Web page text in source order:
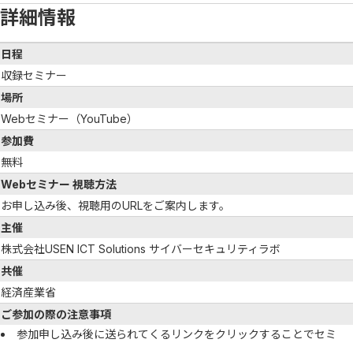
詳細情報
日程
収録セミナー
場所
Webセミナー（YouTube）
参加費
無料
Webセミナー 視聴方法
お申し込み後、視聴用のURLをご案内します。
主催
株式会社USEN ICT Solutions サイバーセキュリティラボ
共催
経済産業省
ご参加の際の注意事項
参加申し込み後に送られてくるリンクをクリックすることでセミ